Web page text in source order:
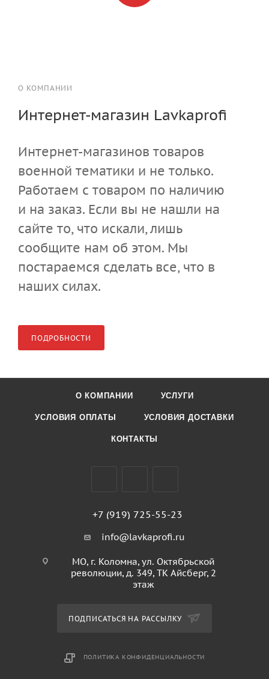
О КОМПАНИИ
Интернет-магазин Lavkaprofi
Интернет-магазинов товаров
военной тематики и не только.
Работаем с товаром по наличию
и на заказ. Если вы не нашли на
сайте то, что искали, лишь
сообщите нам об этом. Мы
постараемся сделать все, что в
наших силах.
ПОДРОБНОСТИ
О КОМПАНИИ УСЛУГИ
УСЛОВИЯ ОПЛАТЫ УСЛОВИЯ ДОСТАВКИ
КОНТАКТЫ
+7 (919) 725-55-23
info@lavkaprofi.ru
МО, г. Коломна, ул. Октябрьской
революции, д. 349, ТК Айсберг, 2
этаж
ПОДПИСАТЬСЯ НА РАССЫЛКУ
ПОЛИТИКА КОНФИДЕНЦИАЛЬНОСТИ